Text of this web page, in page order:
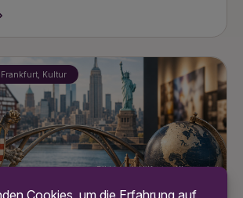
Frankfurt, Kultur
Bild ist mit Hilfe von KI generiert